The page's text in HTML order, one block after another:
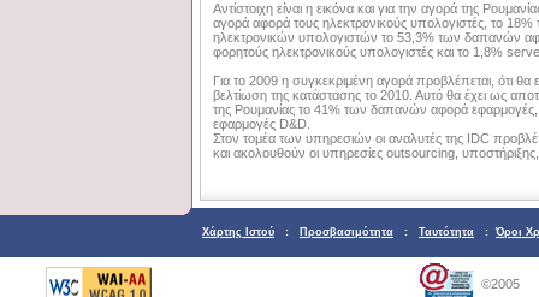
Αντίστοιχη είναι η εικόνα και για την αγορά της
αγορά αφορά τους ηλεκτρονικούς υπολογιστές, το
ηλεκτρονικών υπολογιστών το 53,3% των δαπανών
φορητούς ηλεκτρονικούς υπολογιστές και το 1,8%
Για το 2009 η συγκεκριμένη αγορά προβλέπεται, ότι θα
βελτίωση της κατάστασης το 2010. Αυτό θα έχει ως
της Ρουμανίας το 41% των δαπανών αφορά
εφαρμογές D&D.
Στον τομέα των υπηρεσιών οι αναλυτές της IDC
και ακολουθούν οι υπηρεσίες outsourcing,
Χάρτης Ιστού : Προσβασιμότητα : Ταυτότητα : Όροι
©2005